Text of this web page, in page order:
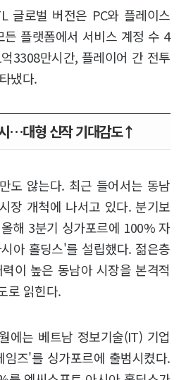
글로벌 버전은 PC와 플레이스
플랫폼에서 서비스 계정 수 4
3308만시간, 플레이어 간 전투
냈다.
…대형 신작 기대감도↑
도 않는다. 최근 들어서는 동남
장 개척에 나서고 있다. 분기보
해 3분기 싱가포르에 100% 자
아 홀딩스'를 설립했다. 젊은층
이 높은 동남아 시장을 본격적
로 읽힌다.
에는 베트남 정보기술(IT) 기업
임즈'를 싱가포르에 출범시켰다.